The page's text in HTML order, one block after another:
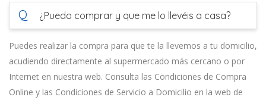
Q ¿Puedo comprar y que me lo llevéis a casa?
Puedes realizar la compra para que te la llevemos a tu domicilio,
acudiendo directamente al supermercado más cercano o por
Internet en nuestra web. Consulta las Condiciones de Compra
Online y las Condiciones de Servicio a Domicilio en la web de